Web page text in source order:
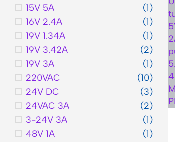
Cargadores
de Celular
para el
Auto
Power
Bank
15V 5A
(1)
16V 2.4A
(1)
19V 1.34A
(1)
19V 3.42A
(2)
19V 3A
(1)
220VAC
(10)
24V DC
(3)
24VAC 3A
(2)
3-24V 3A
(1)
48V 1A
(1)